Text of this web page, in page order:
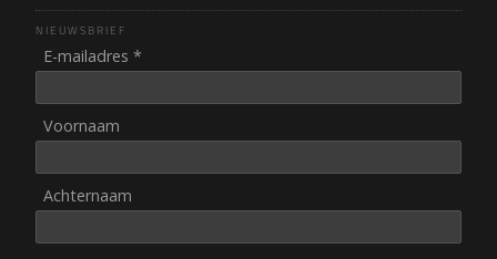
NIEUWSBRIEF
E-mailadres *
Voornaam
Achternaam